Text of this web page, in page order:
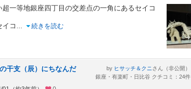
一等地銀座四丁目の交差点の一角にあるセイコ
イコ
続きを読む
干支（辰）にちなんだ
by ヒサッチ＆クニ さん（非公開）
銀座・有楽町・日比谷 クチコミ：24件